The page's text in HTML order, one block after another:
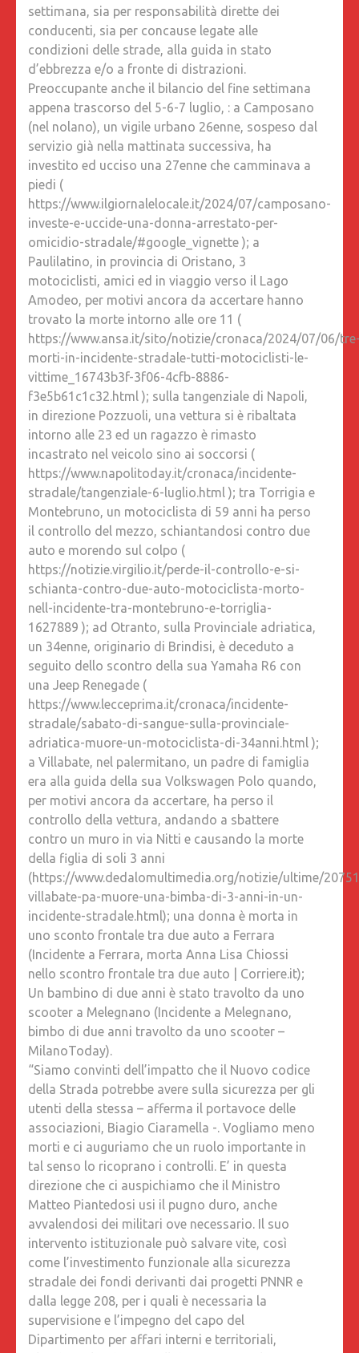
settimana, sia per responsabilità dirette dei
conducenti, sia per concause legate alle
condizioni delle strade, alla guida in stato
d’ebbrezza e/o a fronte di distrazioni.
Preoccupante anche il bilancio del fine settimana
appena trascorso del 5-6-7 luglio, : a Camposano
(nel nolano), un vigile urbano 26enne, sospeso dal
servizio già nella mattinata successiva, ha
investito ed ucciso una 27enne che camminava a
piedi (
https://www.ilgiornalelocale.it/2024/07/camposano-
investe-e-uccide-una-donna-arrestato-per-
omicidio-stradale/#google_vignette ); a
Paulilatino, in provincia di Oristano, 3
motociclisti, amici ed in viaggio verso il Lago
Amodeo, per motivi ancora da accertare hanno
trovato la morte intorno alle ore 11 (
https://www.ansa.it/sito/notizie/cronaca/2024/07/06/
morti-in-incidente-stradale-tutti-motociclisti-le-
vittime_16743b3f-3f06-4cfb-8886-
f3e5b61c1c32.html ); sulla tangenziale di Napoli,
in direzione Pozzuoli, una vettura si è ribaltata
intorno alle 23 ed un ragazzo è rimasto
incastrato nel veicolo sino ai soccorsi (
https://www.napolitoday.it/cronaca/incidente-
stradale/tangenziale-6-luglio.html ); tra Torrigia e
Montebruno, un motociclista di 59 anni ha perso
il controllo del mezzo, schiantandosi contro due
auto e morendo sul colpo (
https://notizie.virgilio.it/perde-il-controllo-e-si-
schianta-contro-due-auto-motociclista-morto-
nell-incidente-tra-montebruno-e-torriglia-
1627889 ); ad Otranto, sulla Provinciale adriatica,
un 34enne, originario di Brindisi, è deceduto a
seguito dello scontro della sua Yamaha R6 con
una Jeep Renegade (
https://www.lecceprima.it/cronaca/incidente-
stradale/sabato-di-sangue-sulla-provinciale-
adriatica-muore-un-motociclista-di-34anni.html );
a Villabate, nel palermitano, un padre di famiglia
era alla guida della sua Volkswagen Polo quando,
per motivi ancora da accertare, ha perso il
controllo della vettura, andando a sbattere
contro un muro in via Nitti e causando la morte
della figlia di soli 3 anni
(https://www.dedalomultimedia.org/notizie/ultime/
villabate-pa-muore-una-bimba-di-3-anni-in-un-
incidente-stradale.html); una donna è morta in
uno sconto frontale tra due auto a Ferrara
(Incidente a Ferrara, morta Anna Lisa Chiossi
nello scontro frontale tra due auto | Corriere.it);
Un bambino di due anni è stato travolto da uno
scooter a Melegnano (Incidente a Melegnano,
bimbo di due anni travolto da uno scooter –
MilanoToday).
“Siamo convinti dell’impatto che il Nuovo codice
della Strada potrebbe avere sulla sicurezza per gli
utenti della stessa – afferma il portavoce delle
associazioni, Biagio Ciaramella -. Vogliamo meno
morti e ci auguriamo che un ruolo importante in
tal senso lo ricoprano i controlli. E’ in questa
direzione che ci auspichiamo che il Ministro
Matteo Piantedosi usi il pugno duro, anche
avvalendosi dei militari ove necessario. Il suo
intervento istituzionale può salvare vite, così
come l’investimento funzionale alla sicurezza
stradale dei fondi derivanti dai progetti PNNR e
dalla legge 208, per i quali è necessaria la
supervisione e l’impegno del capo del
Dipartimento per affari interni e territoriali,